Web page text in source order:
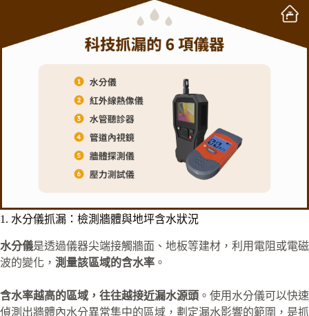
1. 水分儀抓漏：檢測牆體與地坪含水狀況
水分儀是透過儀器尖端接觸牆面、地板等建材，利用電阻或電磁
波的變化， 測量該區域的含水率 。
含水率越高的區域，往往越接近漏水源頭 。使用水分儀可以快速
偵測出牆體內水分異常集中的區域，劃定漏水影響的範圍，是抓